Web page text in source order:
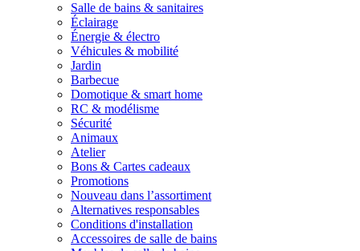
Salle de bains & sanitaires
Éclairage
Énergie & électro
Véhicules & mobilité
Jardin
Barbecue
Domotique & smart home
RC & modélisme
Sécurité
Animaux
Atelier
Bons & Cartes cadeaux
Promotions
Nouveau dans l’assortiment
Alternatives responsables
Conditions d'installation
Accessoires de salle de bains